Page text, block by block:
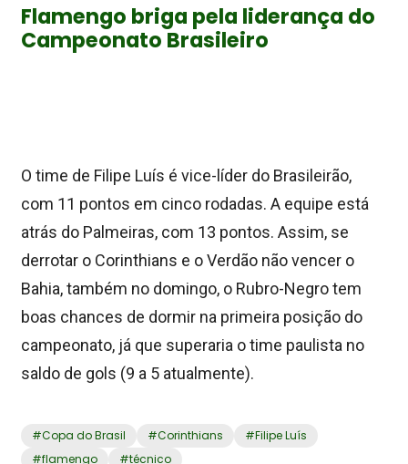
Flamengo briga pela liderança do
Campeonato Brasileiro
O time de Filipe Luís é vice-líder do Brasileirão,
com 11 pontos em cinco rodadas. A equipe está
atrás do Palmeiras, com 13 pontos. Assim, se
derrotar o Corinthians e o Verdão não vencer o
Bahia, também no domingo, o Rubro-Negro tem
boas chances de dormir na primeira posição do
campeonato, já que superaria o time paulista no
saldo de gols (9 a 5 atualmente).
#Copa do Brasil #Corinthians #Filipe Luís
#flamengo #técnico